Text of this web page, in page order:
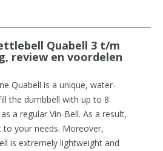
Quabell 3 t/m
review en voordelen
Quabell is a unique, water-
the dumbbell with up to 8
a regular Vin-Bell. As a result,
your needs. Moreover,
is extremely lightweight and